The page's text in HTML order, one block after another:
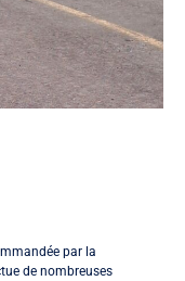
par la
de nombreuses